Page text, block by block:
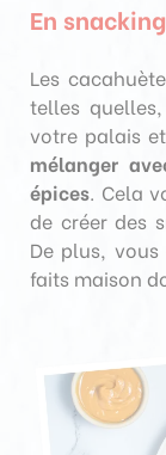
En
Les
telles
votre palais
mélanger
épices. Cela
de créer des
De plus,
faits maison